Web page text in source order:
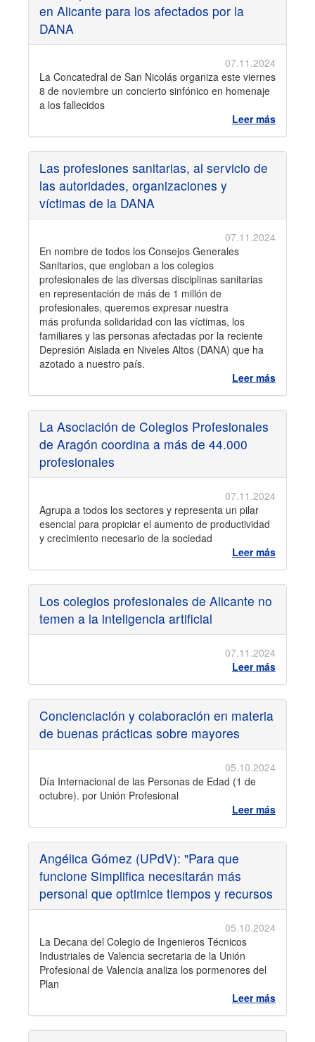
en Alicante para los afectados por la
DANA
07.11.2024
La Concatedral de San Nicolás organiza este viernes
8 de noviembre un concierto sinfónico en homenaje
a los fallecidos
Leer más
Las profesiones sanitarias, al servicio de
las autoridades, organizaciones y
víctimas de la DANA
07.11.2024
En nombre de todos los Consejos Generales
Sanitarios, que engloban a los colegios
profesionales de las diversas disciplinas sanitarias
en representación de más de 1 millón de
profesionales, queremos expresar nuestra
más profunda solidaridad con las víctimas, los
familiares y las personas afectadas por la reciente
Depresión Aislada en Niveles Altos (DANA) que ha
azotado a nuestro país.
Leer más
La Asociación de Colegios Profesionales
de Aragón coordina a más de 44.000
profesionales
07.11.2024
Agrupa a todos los sectores y representa un pilar
esencial para propiciar el aumento de productividad
y crecimiento necesario de la sociedad
Leer más
Los colegios profesionales de Alicante no
temen a la inteligencia artificial
07.11.2024
Leer más
Concienciación y colaboración en materia
de buenas prácticas sobre mayores
05.10.2024
Día Internacional de las Personas de Edad (1 de
octubre). por Unión Profesional
Leer más
Angélica Gómez (UPdV): "Para que
funcione Simplifica necesitarán más
personal que optimice tiempos y recursos
05.10.2024
La Decana del Colegio de Ingenieros Técnicos
Industriales de Valencia secretaria de la Unión
Profesional de Valencia analiza los pormenores del
Plan
Leer más